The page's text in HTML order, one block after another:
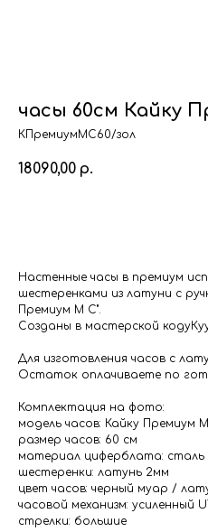
часы 60см Кайку
КПремиумМС60/зол
18090,00 р.
Настенные часы в премиум
шестеренками из латуни с
Премиум М С".
Созданы в мастерской
Для изготовления часов с
Остаток оплачиваете по
Комплектация на фото:
модель часов: Кайку Премиум
размер часов: 60 см
материал циферблата:
шестеренки: латунь 2мм
цвет часов: черный муар /
часовой механизм: усиленный
стрелки: большие